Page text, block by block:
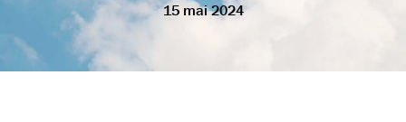
15 mai 2024